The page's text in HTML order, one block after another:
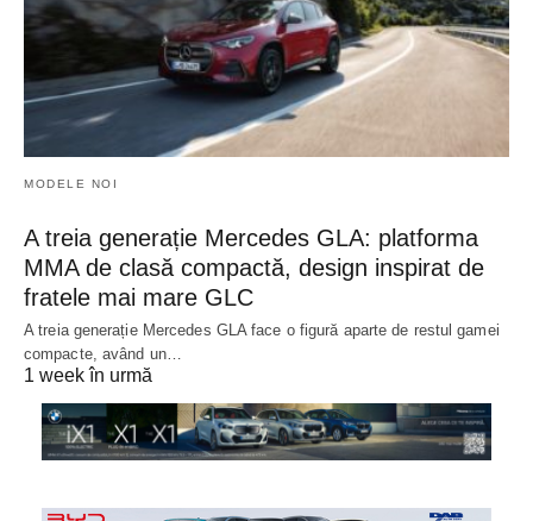
MODELE NOI
A treia generație Mercedes GLA: platforma
MMA de clasă compactă, design inspirat de
fratele mai mare GLC
A treia generație Mercedes GLA face o figură aparte de restul gamei
compacte, având un…
1 week în urmă